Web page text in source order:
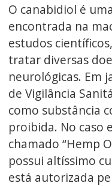
O canabidiol é
encontrada na
estudos
tratar diversas
neurológicas. Em
de Vigilância
como substância
proibida. No caso
chamado “Hemp
possui altíssimo
está autorizada